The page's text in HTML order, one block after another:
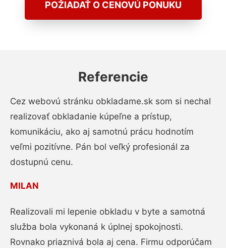
POŽIADAŤ O CENOVÚ PONUKU
Referencie
Cez webovú stránku obkladame.sk som si nechal
realizovať obkladanie kúpeľne a prístup,
komunikáciu, ako aj samotnú prácu hodnotím
veľmi pozitívne. Pán bol veľký profesionál za
dostupnú cenu.
MILAN
Realizovali mi lepenie obkladu v byte a samotná
služba bola vykonaná k úplnej spokojnosti.
Rovnako priaznivá bola aj cena. Firmu odporúčam